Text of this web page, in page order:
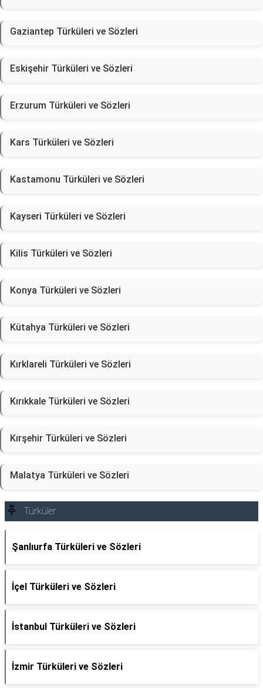
Gaziantep Türküleri ve Sözleri
Eskişehir Türküleri ve Sözleri
Erzurum Türküleri ve Sözleri
Kars Türküleri ve Sözleri
Kastamonu Türküleri ve Sözleri
Kayseri Türküleri ve Sözleri
Kilis Türküleri ve Sözleri
Konya Türküleri ve Sözleri
Kütahya Türküleri ve Sözleri
Kırklareli Türküleri ve Sözleri
Kırıkkale Türküleri ve Sözleri
Kırşehir Türküleri ve Sözleri
Malatya Türküleri ve Sözleri
Türküler
Şanlıurfa Türküleri ve Sözleri
İçel Türküleri ve Sözleri
İstanbul Türküleri ve Sözleri
İzmir Türküleri ve Sözleri